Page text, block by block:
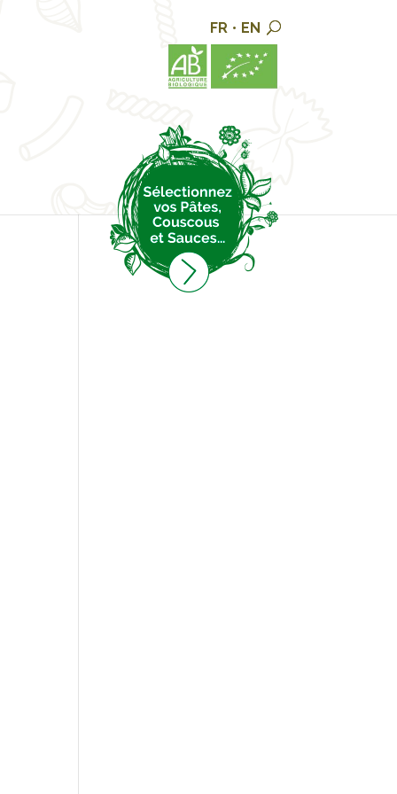
FR • EN